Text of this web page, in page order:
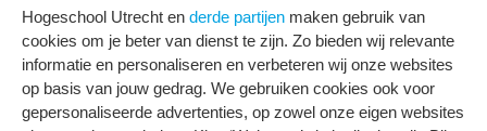
Hogeschool Utrecht en derde partijen maken gebruik van
cookies om je beter van dienst te zijn. Zo bieden wij relevante
informatie en personaliseren en verbeteren wij onze websites
op basis van jouw gedrag. We gebruiken cookies ook voor
gepersonaliseerde advertenties, op zowel onze eigen websites
Zie verder het Privacy statement Hogeschool Utrecht
HIER KOMT ALLES SAMEN